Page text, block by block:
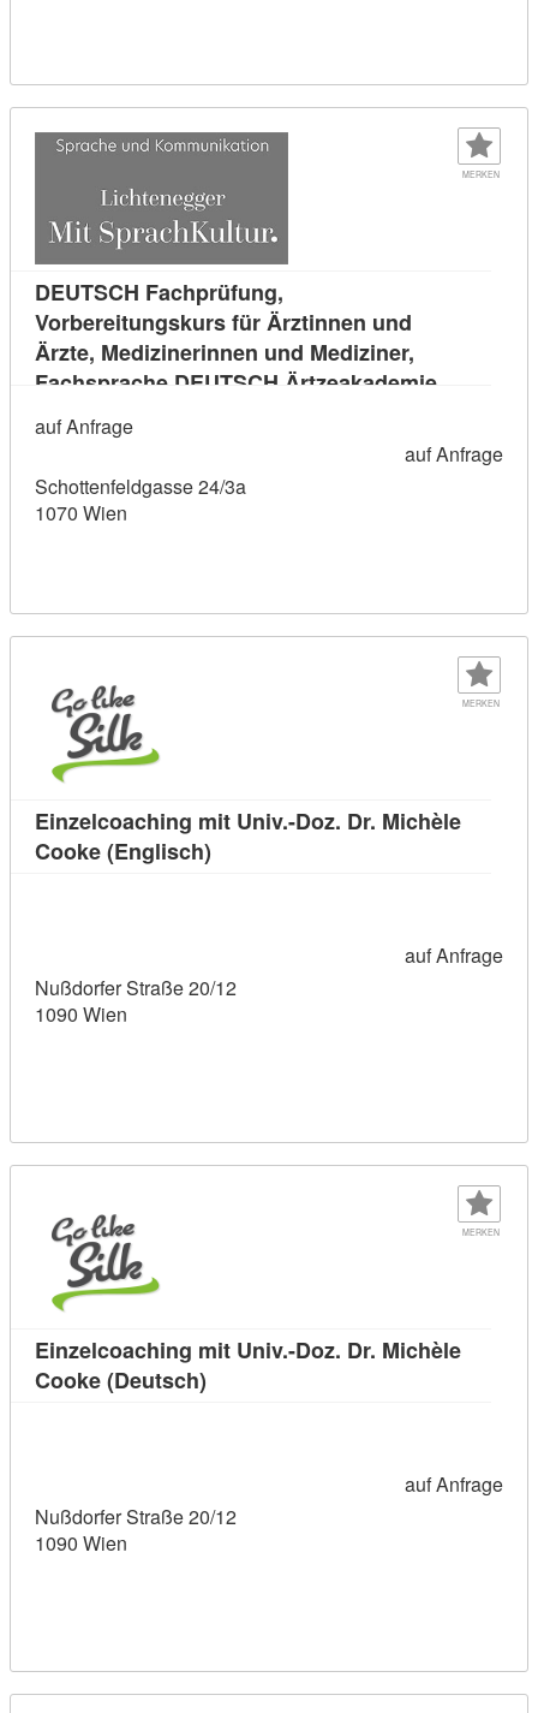
MERKEN
DEUTSCH Fachprüfung,
Vorbereitungskurs für Ärztinnen und
Ärzte, Medizinerinnen und Mediziner,
Fachsprache DEUTSCH Ärtzeakademie
auf Anfrage
auf Anfrage
Schottenfeldgasse 24/3a
1070 Wien
MERKEN
Einzelcoaching mit Univ.-Doz. Dr. Michèle
Cooke (Englisch)
auf Anfrage
Nußdorfer Straße 20/12
1090 Wien
MERKEN
Einzelcoaching mit Univ.-Doz. Dr. Michèle
Cooke (Deutsch)
auf Anfrage
Nußdorfer Straße 20/12
1090 Wien